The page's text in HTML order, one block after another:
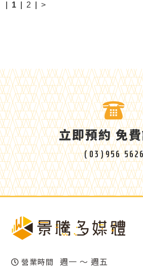
1 2 |>
立即預約 免
(03)956
營業時間 週一 ～ 週五